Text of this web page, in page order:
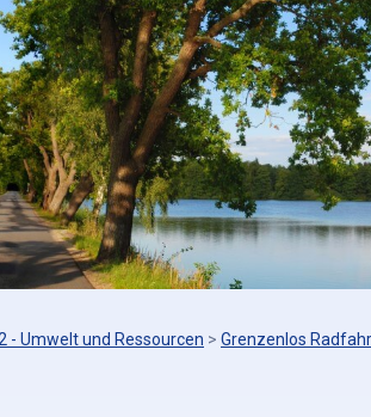
- Umwelt und Ressourcen > Grenzenlos